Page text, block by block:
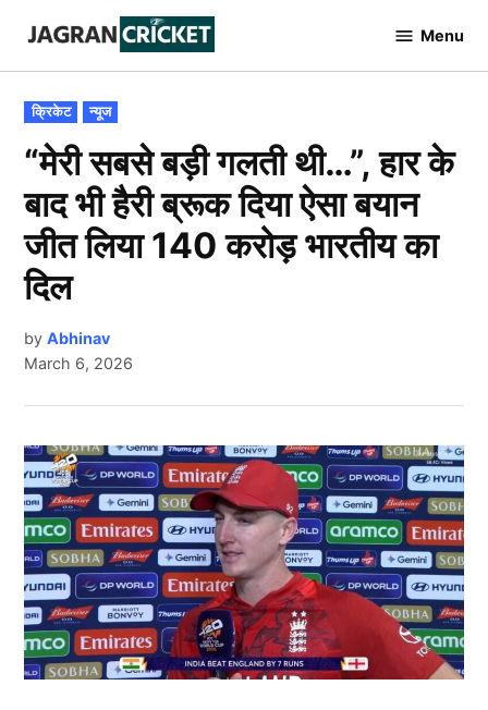
content
Cricket
Menu
POSTED
IN
क्रिकेट न्यूज
“मेरी सबसे बड़ी गलती थी…”, हार के
बाद भी हैरी ब्रूक दिया ऐसा बयान
जीत लिया 140 करोड़ भारतीय का
दिल
by Abhinav
March 6, 2026